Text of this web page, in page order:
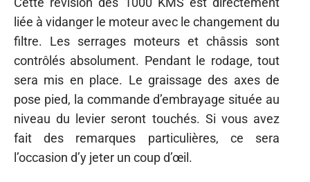
liée à vidanger le moteur avec le changement du
filtre. Les serrages moteurs et châssis sont
contrôlés absolument. Pendant le rodage, tout
sera mis en place. Le graissage des axes de
pose pied, la commande d’embrayage située au
niveau du levier seront touchés. Si vous avez
fait des remarques particulières, ce sera
l’occasion d’y jeter un coup d’œil.